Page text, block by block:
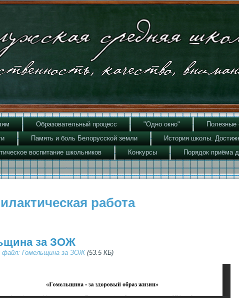
Образовательный процесс "Одно окно" Полезные
Память и боль Белорусской земли
История школы.
воспитание школьников Конкурсы Порядок приёма
работа
за ЗОЖ
файл: Гомельщина за ЗОЖ(53.5 КБ)